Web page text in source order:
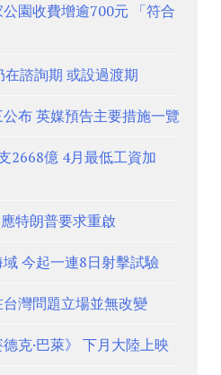
園收費增逾700元 「符合
諮詢期 或設過渡期
布 英媒預告主要措施一覽
2668億 4月最低工資加
特朗普要求重啟
今起一連8日射擊試驗
灣問題立場並無改變
克·巴萊》 下月大陸上映